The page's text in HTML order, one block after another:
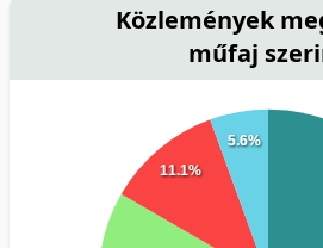
Közlemények
műfaj
11.1%
5.6%